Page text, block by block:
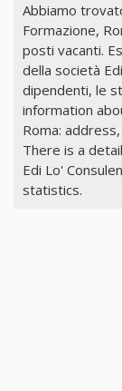
Abbiamo
Formazione,
posti vacanti.
della società
dipendenti, le
information
Roma:
There is a
Edi Lo'
statistics.